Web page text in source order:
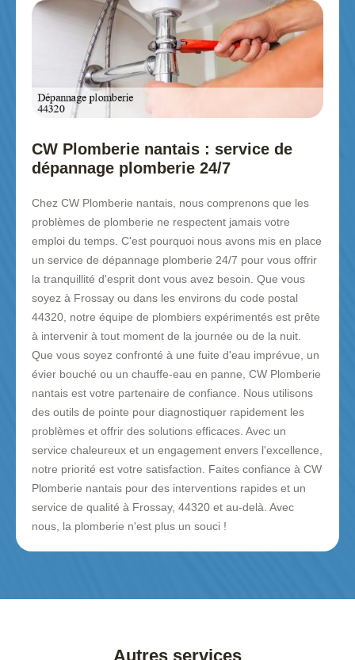
CW Plomberie nantais : service de
dépannage plomberie 24/7
Chez CW Plomberie nantais, nous comprenons que les
problèmes de plomberie ne respectent jamais votre
emploi du temps. C'est pourquoi nous avons mis en place
un service de dépannage plomberie 24/7 pour vous offrir
la tranquillité d'esprit dont vous avez besoin. Que vous
soyez à Frossay ou dans les environs du code postal
44320, notre équipe de plombiers expérimentés est prête
à intervenir à tout moment de la journée ou de la nuit.
Que vous soyez confronté à une fuite d'eau imprévue, un
évier bouché ou un chauffe-eau en panne, CW Plomberie
nantais est votre partenaire de confiance. Nous utilisons
des outils de pointe pour diagnostiquer rapidement les
problèmes et offrir des solutions efficaces. Avec un
service chaleureux et un engagement envers l'excellence,
notre priorité est votre satisfaction. Faites confiance à CW
Plomberie nantais pour des interventions rapides et un
service de qualité à Frossay, 44320 et au-delà. Avec
nous, la plomberie n'est plus un souci !
Autres services